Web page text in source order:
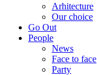
Arhitecture
Our choice
Go Out
People
News
Face to face
Party